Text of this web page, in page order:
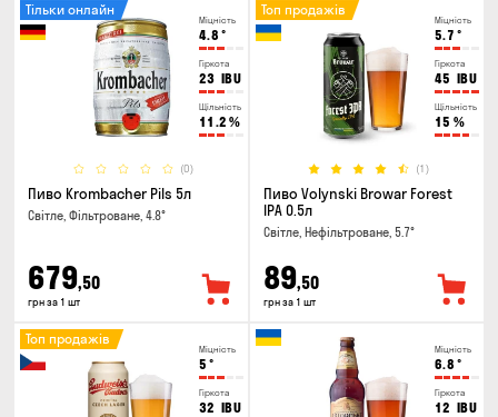
Міцність
4.8 °
Гіркота
23 IBU
Щільність
11.2 %
(0)
Тільки онлайн
Пиво Krombacher Pils 5л
Світле, Фільтроване, 4.8°
679,50
грн за 1 шт
Міцність
5.7 °
Гіркота
45 IBU
Щільність
15 %
(1)
Топ продажів
Пиво Volynski Browar Forest
IPA 0.5л
Світле, Нефільтроване, 5.7°
89,50
грн за 1 шт
Міцність
5 °
Гіркота
32 IBU
Топ продажів
Міцність
6.8 °
Гіркота
12 IBU